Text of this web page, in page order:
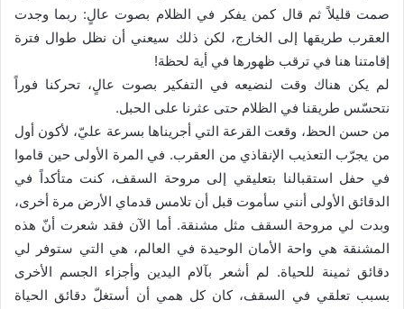
صمت قليلاً ثم قال كمن يفكر في الظلام بصوت عالٍ: ربما وجدت
العقرب طريقها إلى الخارج، لكن ذلك سيعني أن نظل طوال فترة
إقامتنا هنا في ترقب ظهورها في أية لحظة!
لم يكن هناك وقت لنضيعه في التفكير بصوت عالٍ، تحركنا فوراً
نتحسّس طريقنا في الظلام حتى عثرنا على الحبل.
من حسن الحظ، وقعت القرعة التي أجريناها بسرعة عليّ، لأكون أول
من يجرّب التعذيب الإنقاذي من العقرب. في المرة الأولى حين قاموا
في حفل استقبالنا بتعليقي إلى مروحة السقف، كنت متأكداً في
الدقائق الأولى أنني سأموت قبل أن تلامس قدماي الأرض مرة أخرى،
وبدت لي مروحة السقف مثل مشنقة. أما الآن فقد شعرت أنّ هذه
المشنقة هي واحة الأمان الوحيدة في العالم، هي التي ستوفر لي
دقائق ثمينة للحياة. لم أشعر بآلام اليدين وأجزاء الجسم الأخرى
بسبب تعلقي في السقف، كان كل همي أن أستغلّ دقائق الحياة